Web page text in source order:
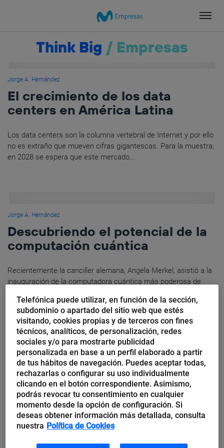
Think Big / Empresas
Jorge A. Hernández
El crecimiento de los data
centers en América Latina
Los data centers son la columna vertebral de Internet y por ello
no es extraño que mueven cifras gigantescas. Para la muestra,
en 2028 se espera que este mercado...
Jorge A. Hernández
Descubriendo el potencial de la
computación cuántica
Recientemente la canciller alemana, Angela Merkel, asistió a la
inauguración de la computadora cuántica más poderosa de
miles...
Jorge A. Hernández
¿Cómo retener el talento TI de
su empresa en época de
pandemia?
Como si la revolución tecnológica no fuera suficiente:
blockchain, criptomonedas, inteligencia artificial y computación
Telefónica puede utilizar, en función de la sección,
subdominio o apartado del sitio web que estés
visitando, cookies propias y de terceros con fines
técnicos, analíticos, de personalización, redes
sociales y/o para mostrarte publicidad
personalizada en base a un perfil elaborado a partir
de tus hábitos de navegación. Puedes aceptar todas,
rechazarlas o configurar su uso individualmente
clicando en el botón correspondiente. Asimismo,
podrás revocar tu consentimiento en cualquier
momento desde la opción de configuración. Si
deseas obtener información más detallada, consulta
nuestra Política de Cookies